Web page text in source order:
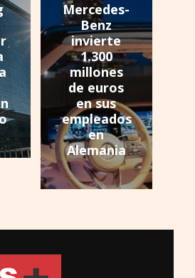
Mercedes-
Benz
invierte
1.300
millones
de euros
en sus
empleados
en
Alemania